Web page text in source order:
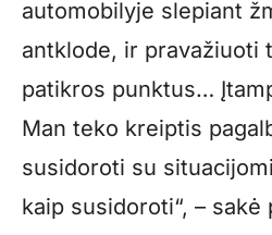
automobilyje slepiant
antklode, ir pravažiuoti
patikros punktus…
Man teko kreiptis
susidoroti su
kaip susidoroti“, – sakė